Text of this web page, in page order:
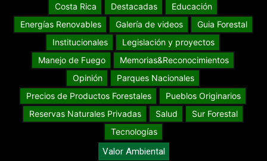
Costa Rica
Destacadas
Educación
Energías Renovables
Galería de videos
Guia Forestal
Institucionales
Legislación y proyectos
Manejo de Fuego
Memorias&Reconocimientos
Opinión
Parques Nacionales
Precios de Productos Forestales
Pueblos Originarios
Reservas Naturales Privadas
Salud
Sur Forestal
Tecnologías
Valor Ambiental